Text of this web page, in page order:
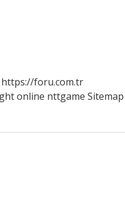
https://foru.com.tr
online nttgame Sitemap